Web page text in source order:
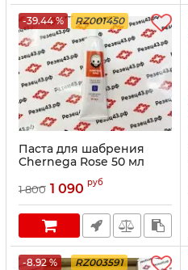
-39.44 % RZ001450
Паста для шабрения
Chernega Rose 50 мл
1 800 1 090 руб
-8.92 % RZ003591